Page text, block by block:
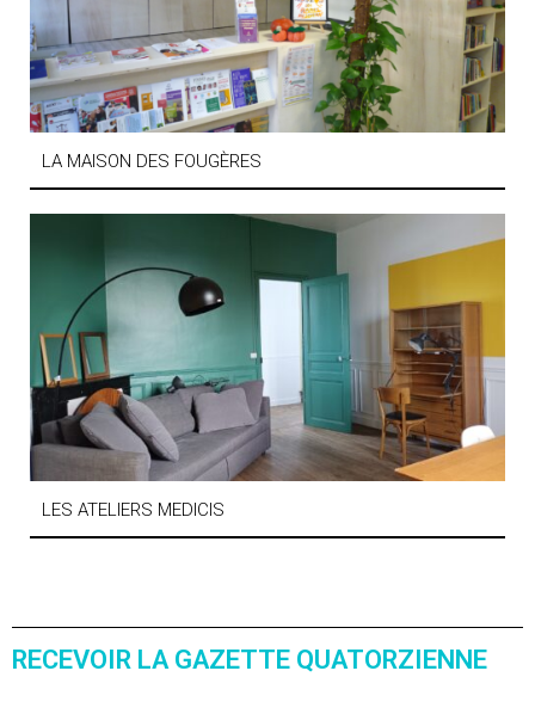
LA MAISON DES FOUGÈRES
LES ATELIERS MEDICIS
RECEVOIR LA GAZETTE QUATORZIENNE